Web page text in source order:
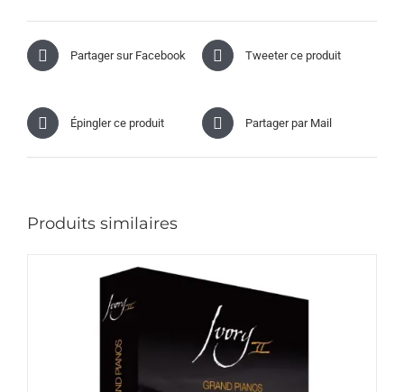
Partager sur Facebook Tweeter ce produit
Épingler ce produit Partager par Mail
Produits similaires